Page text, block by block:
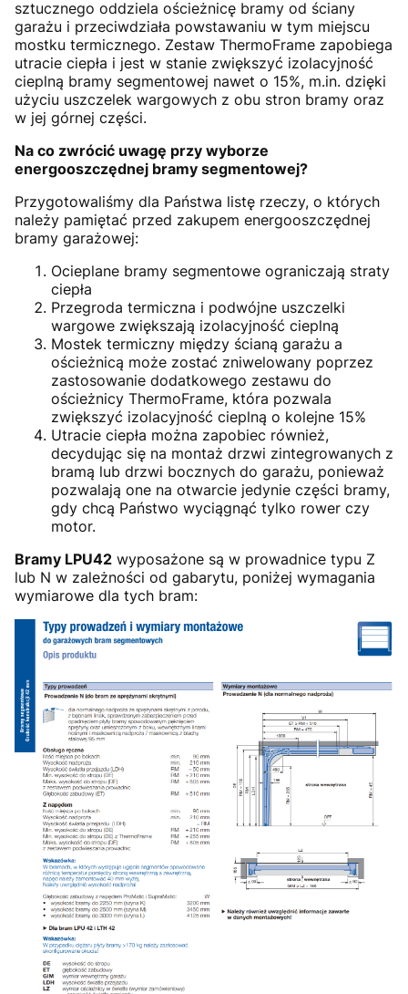
sztucznego oddziela ościeżnicę bramy od ściany
garażu i przeciwdziała powstawaniu w tym miejscu
mostku termicznego. Zestaw ThermoFrame zapobiega
utracie ciepła i jest w stanie zwiększyć izolacyjność
cieplną bramy segmentowej nawet o 15%, m.in. dzięki
użyciu uszczelek wargowych z obu stron bramy oraz
w jej górnej części.
Na co zwrócić uwagę przy wyborze
energooszczędnej bramy segmentowej?
Przygotowaliśmy dla Państwa listę rzeczy, o których
należy pamiętać przed zakupem energooszczędnej
bramy garażowej:
Ocieplane bramy segmentowe ograniczają straty
ciepła
Przegroda termiczna i podwójne uszczelki
wargowe zwiększają izolacyjność cieplną
Mostek termiczny między ścianą garażu a
ościeżnicą może zostać zniwelowany poprzez
zastosowanie dodatkowego zestawu do
ościeżnicy ThermoFrame, która pozwala
zwiększyć izolacyjność cieplną o kolejne 15%
Utracie ciepła można zapobiec również,
decydując się na montaż drzwi zintegrowanych z
bramą lub drzwi bocznych do garażu, ponieważ
pozwalają one na otwarcie jedynie części bramy,
gdy chcą Państwo wyciągnąć tylko rower czy
motor.
Bramy LPU42 wyposażone są w prowadnice typu Z
lub N w zależności od gabarytu, poniżej wymagania
wymiarowe dla tych bram: